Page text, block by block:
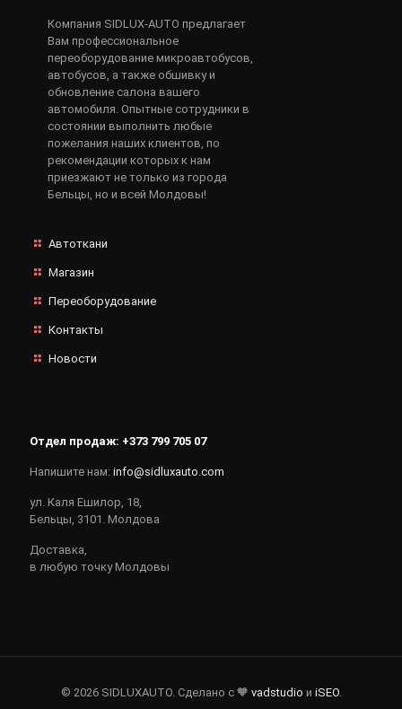
Компания SIDLUX-AUTO предлагает
Вам профессиональное
переоборудование микроавтобусов,
автобусов, а также обшивку и
обновление салона вашего
автомобиля. Опытные сотрудники в
состоянии выполнить любые
пожелания наших клиентов, по
рекомендации которых к нам
приезжают не только из города
Бельцы, но и всей Молдовы!
Автоткани
Магазин
Переоборудование
Контакты
Новости
Отдел продаж: +373 799 705 07
Напишите нам: info@sidluxauto.com
ул. Каля Ешилор, 18,
Бельцы, 3101. Молдова
Доставка,
в любую точку Молдовы
© 2026 SIDLUXAUTO. Сделано с 🧡 vadstudio и iSEO.